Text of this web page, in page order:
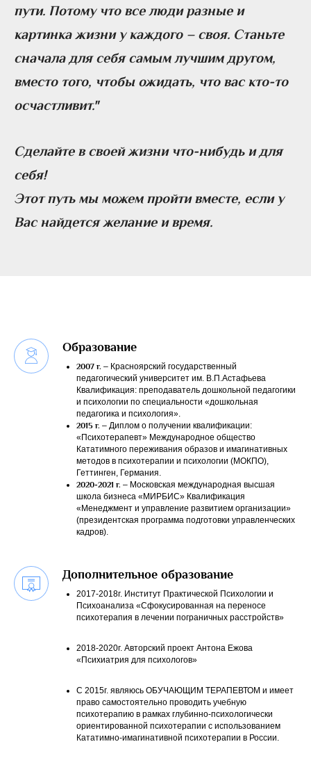
пути. Потому что все люди разные и
картинка жизни у каждого – своя. Станьте
сначала для себя самым лучшим другом,
вместо того, чтобы ожидать, что вас кто-то
осчастливит."
Сделайте в своей жизни что-нибудь и для
себя!
Этот путь мы можем пройти вместе, если у
Вас найдется желание и время.
Образование
2007 г. – Красноярский государственный
педагогический университет им. В.П.Астафьева
Квалификация: преподаватель дошкольной педагогики
и психологии по специальности «дошкольная
педагогика и психология».
2015 г. – Диплом о получении квалификации:
«Психотерапевт» Международное общество
Кататимного переживания образов и имагинативных
методов в психотерапии и психологии (МОКПО),
Геттинген, Германия.
2020-2021 г. – Московская международная высшая
школа бизнеса «МИРБИС» Квалификация
«Менеджмент и управление развитием организации»
(президентская программа подготовки управленческих
кадров).
Дополнительное образование
2017-2018г. Институт Практической Психологии и
Психоанализа «Сфокусированная на переносе
психотерапия в лечении пограничных расстройств»
2018-2020г. Авторский проект Антона Ежова
«Психиатрия для психологов»
С 2015г. являюсь ОБУЧАЮЩИМ ТЕРАПЕВТОМ и имеет
право самостоятельно проводить учебную
психотерапию в рамках глубинно-психологически
ориентированной психотерапии с использованием
Кататимно-имагинативной психотерапии в России.